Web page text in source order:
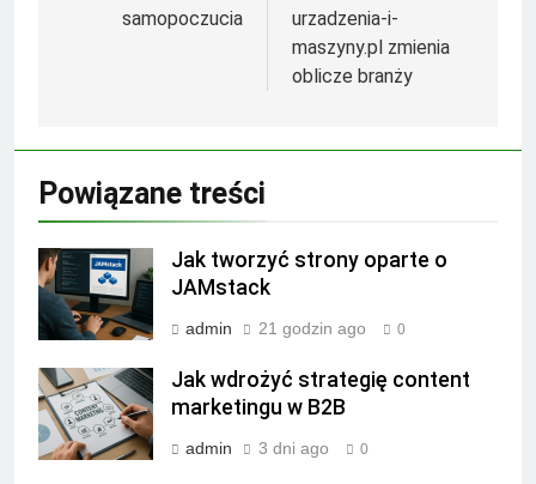
samopoczucia
urzadzenia-i-
maszyny.pl zmienia
oblicze branży
Powiązane treści
Jak tworzyć strony oparte o
JAMstack
admin 21 godzin ago 0
Jak wdrożyć strategię content
marketingu w B2B
admin 3 dni ago 0